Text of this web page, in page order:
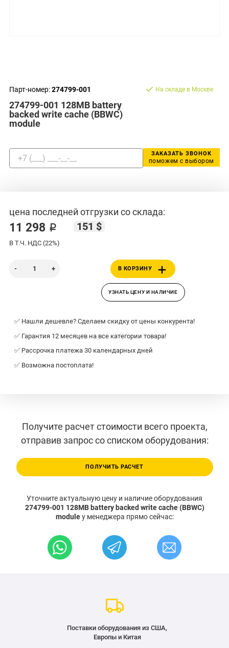
Парт-номер:274799-001
274799-001 128MB battery
backed write cache (BBWC)
module
На складе в Москве
ЗАКАЗАТЬ ЗВОНОК
поможем с выбором
цена последней отгрузки со склада:
11 298 ₽ 151 $
В Т.Ч. НДС (22%)
В КОРЗИНУ
УЗНАТЬ ЦЕНУ И НАЛИЧИЕ
✅ Нашли дешевле? Сделаем скидку от цены конкурента!
✅ Гарантия 12 месяцев на все категории товара!
✅ Рассрочка платежа 30 календарных дней
✅ Возможна постоплата!
Получите расчет стоимости всего проекта,
отправив запрос со списком оборудования:
ПОЛУЧИТЬ РАСЧЕТ
Уточните актуальную цену и наличие оборудования
274799-001 128MB battery backed write cache (BBWC)
moduleу менеджера прямо сейчас:
Поставки оборудования из США,
Европы и Китая